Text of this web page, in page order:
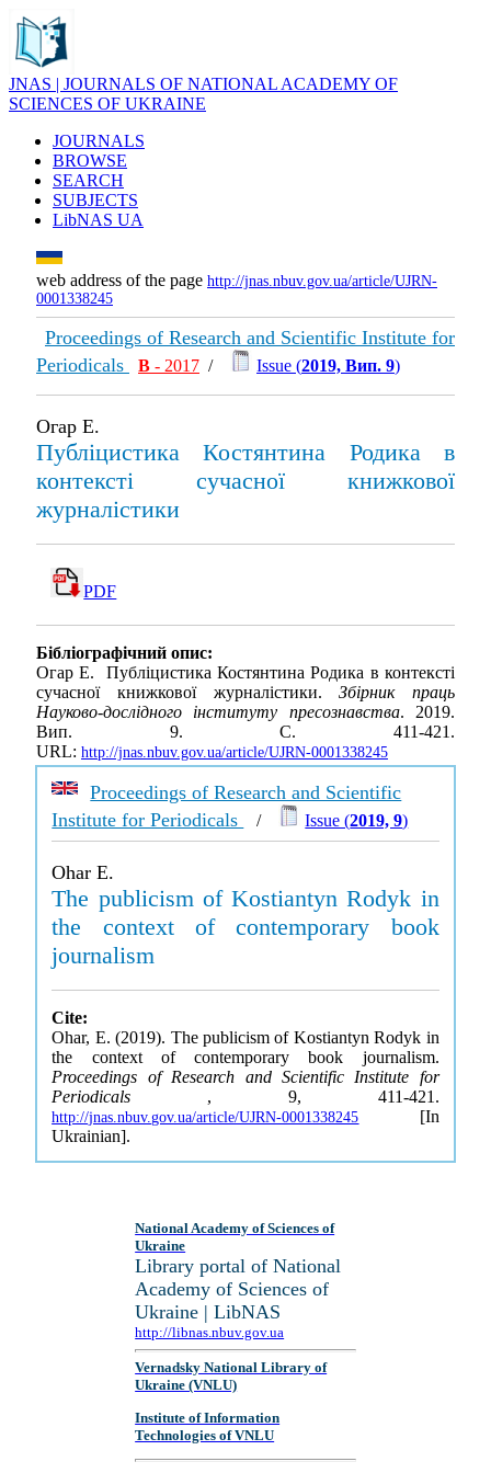
JNAS | JOURNALS OF NATIONAL ACADEMY OF
SCIENCES OF UKRAINE
JOURNALS
BROWSE
SEARCH
SUBJECTS
LibNAS UA
web address of the page http://jnas.nbuv.gov.ua/article/UJRN-
0001338245
Proceedings of Research and Scientific Institute for
Periodicals
В - 2017 / Issue (2019, Вип. 9)
Огар Е.
Публіцистика Костянтина Родика в
контексті сучасної книжкової
журналістики
PDF
Бібліографічний опис:
Огар Е. Публіцистика Костянтина Родика в контексті
сучасної книжкової журналістики.Збірник праць
Науково-дослідного інституту пресознавства. 2019.
Вип. 9. С. 411-421.
URL: http://jnas.nbuv.gov.ua/article/UJRN-0001338245
Proceedings of Research and Scientific
Institute for Periodicals
/ Issue (2019, 9)
Ohar E.
The publicism of Kostiantyn Rodyk in
the context of contemporary book
journalism
Cite:
Ohar, E. (2019). The publicism of Kostiantyn Rodyk in
the context of contemporary book journalism.
Proceedings of Research and Scientific Institute for
Periodicals , 9, 411-421.
http://jnas.nbuv.gov.ua/article/UJRN-0001338245 [In
Ukrainian].
National Academy of Sciences of
Ukraine
Library portal of National
Academy of Sciences of
Ukraine | LibNAS
http://libnas.nbuv.gov.ua
Vernadsky National Library of
Ukraine (VNLU)
Institute of Information
Technologies of VNLU